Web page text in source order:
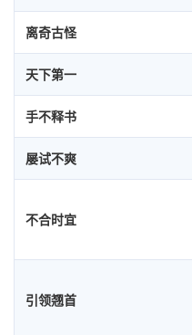
离奇古怪
天下第一
手不释书
屡试不爽
不合时宜
引领翘首